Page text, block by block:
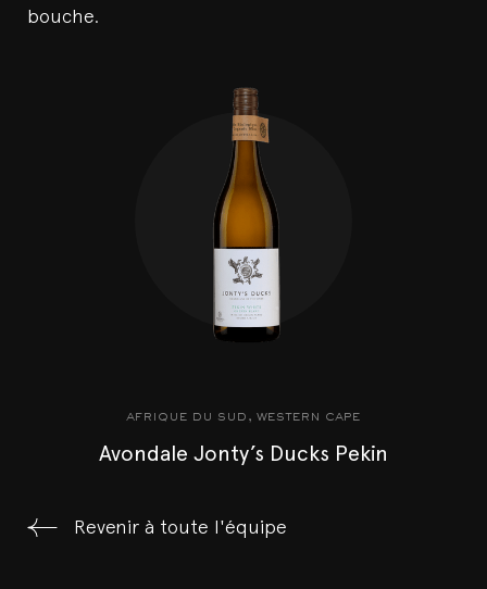
bouche.
afrique du sud, western cape
Avondale Jonty’s Ducks Pekin
Revenir à toute l'équipe